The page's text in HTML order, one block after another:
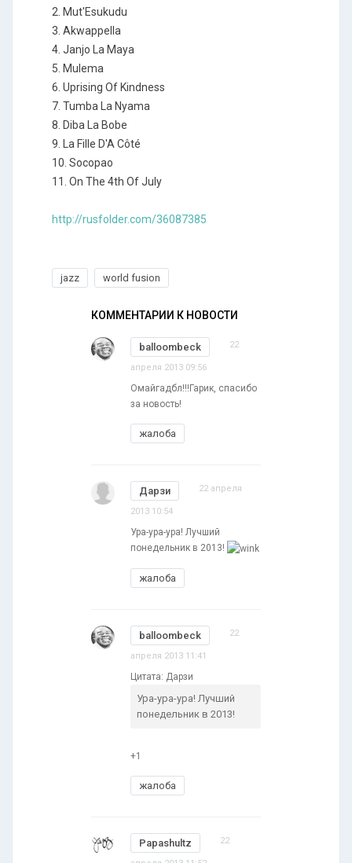
2. Mut'Esukudu
3. Akwappella
4. Janjo La Maya
5. Mulema
6. Uprising Of Kindness
7. Tumba La Nyama
8. Diba La Bobe
9. La Fille D'A Côté
10. Socopao
11. On The 4th Of July
http://rusfolder.com/36087385
jazz world fusion
КОММЕНТАРИИ К НОВОСТИ
balloombeck 22
апреля 2013 09:56
Омайгадбл!!!Гарик, спасибо
за новость!
жалоба
Дарзи 22 апреля
2013 10:54
Ура-ура-ура! Лучший
понедельник в 2013!
жалоба
balloombeck 22
апреля 2013 11:41
Цитата: Дарзи
Ура-ура-ура! Лучший
понедельник в 2013!
+1
жалоба
Papashultz 22